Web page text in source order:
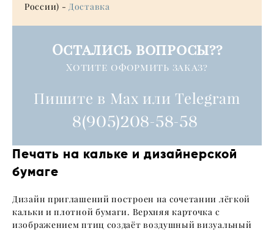
России) -Доставка
Остались вопросы??
Хотите оформить заказ?
Пишите в Max или Telegram
8(905)208-58-58
Печать на кальке и дизайнерской
бумаге
Дизайн приглашений построен на сочетании лёгкой
кальки и плотной бумаги. Верхняя карточка с
изображением птиц создаёт воздушный визуальный